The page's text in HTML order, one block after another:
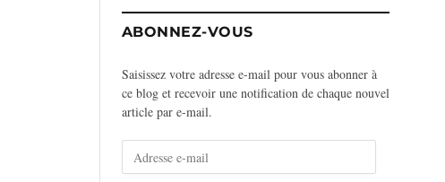
ABONNEZ-VOUS
Saisissez votre adresse e-mail pour vous abonner à
ce blog et recevoir une notification de chaque nouvel
article par e-mail.